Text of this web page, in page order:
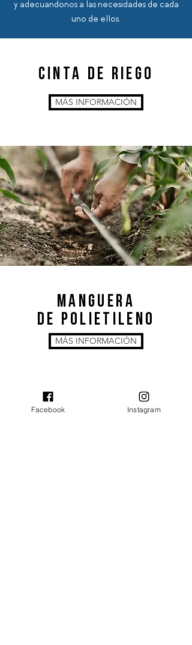
y adecuandonos a las necesidades de cada
uno de ellos.
CINTA DE RIEGO
MÁS INFORMACIÓN
MANGUERA
DE POLIETILENO
MÁS INFORMACIÓN
Facebook Instagram